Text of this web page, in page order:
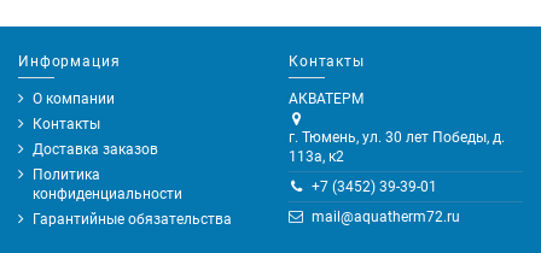
Информация
О компании
Контакты
Доставка заказов
Политика
конфиденциальности
Гарантийные обязательства
Контакты
АКВАТЕРМ
г. Тюмень, ул. 30 лет Победы, д.
113а, к2
+7 (3452) 39-39-01
mail@aquatherm72.ru